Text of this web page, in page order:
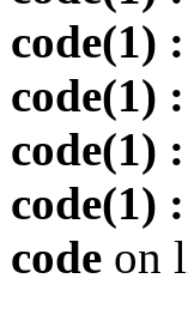
on